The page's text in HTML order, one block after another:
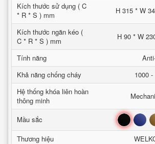
Kích thước sử dụng ( C
* R * S ) mm
H 315 * W
Kích thước ngăn kéo (
C * R * S ) mm
H 90 * W
Tính năng
Khả năng chống cháy
1000 -
Hệ thống khóa liên hoàn
thông minh
Mầu sắc Đen Xanh
Thương hiệu